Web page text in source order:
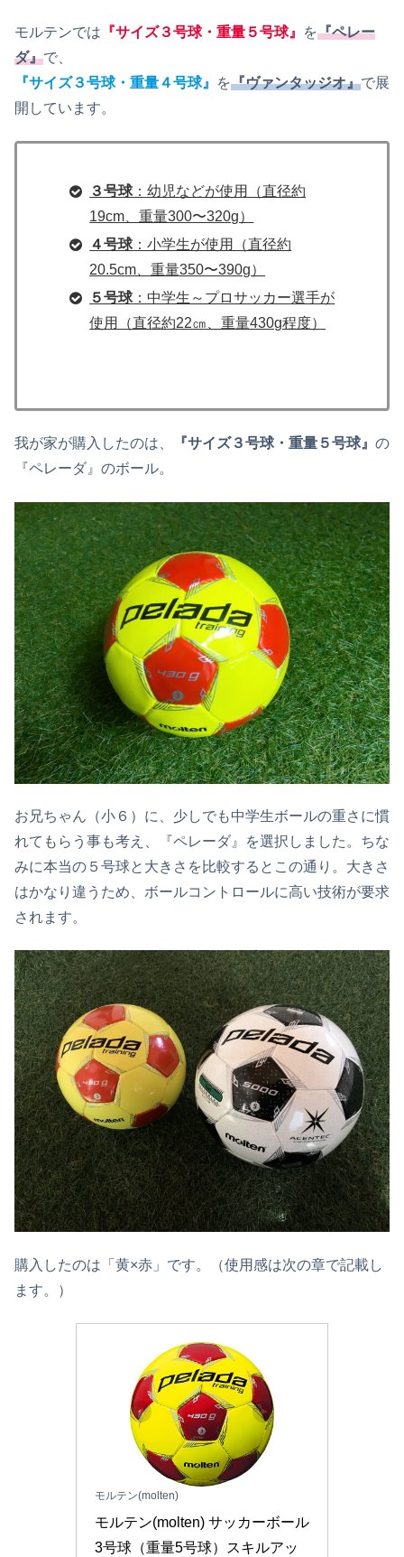
モルテンでは 『サイズ３号球・重量５号球』 を『ペレー
ダ』で、
『サイズ３号球・重量４号球』
を『ヴァンタッジオ』で展
開しています。
３号球：幼児などが使用（直径約
19cm、重量300〜320g）
４号球：小学生が使用（直径約
20.5cm、重量350〜390g）
５号球：中学生～プロサッカー選手が
使用（直径約22㎝、重量430g程度）
我が家が購入したのは、 『サイズ３号球・重量５号球』 の
『ペレーダ』のボール。
お兄ちゃん（小６）に、少しでも中学生ボールの重さに慣
れてもらう事も考え、『ペレーダ』を選択しました。ちな
みに本当の５号球と大きさを比較するとこの通り。大きさ
はかなり違うため、ボールコントロールに高い技術が要求
されます。
購入したのは「黄×赤」です。（使用感は次の章で記載し
ます。）
モルテン(molten)
モルテン(molten) サッカーボール
3号球（重量5号球）スキルアッ